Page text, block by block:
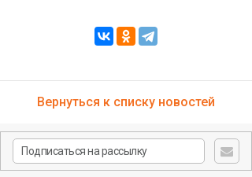
Вернуться к списку новостей